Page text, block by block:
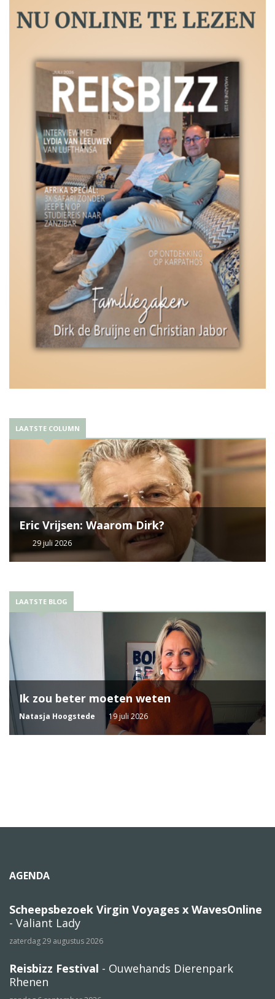
LAATSTE COLUMN
Eric Vrijsen: Waarom Dirk?
29 juli 2026
LAATSTE BLOG
Ik zou beter moeten weten
Natasja Hoogstede 19 juli 2026
AGENDA
Scheepsbezoek Virgin Voyages x WavesOnline
- Valiant Lady
zaterdag 29 augustus 2026
Reisbizz Festival - Ouwehands Dierenpark
Rhenen